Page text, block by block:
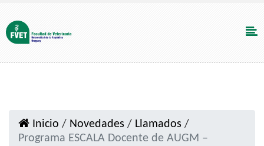
Inicio / Novedades / Llamados /
Programa ESCALA Docente de AUGM –